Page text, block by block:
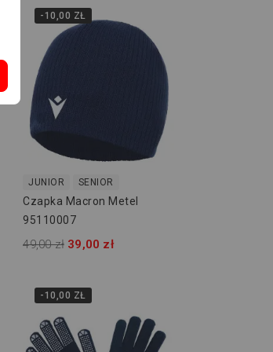
-10,00 ZŁ
JUNIOR SENIOR
Czapka Macron Metel
95110007
49,00 zł 39,00 zł
-10,00 ZŁ